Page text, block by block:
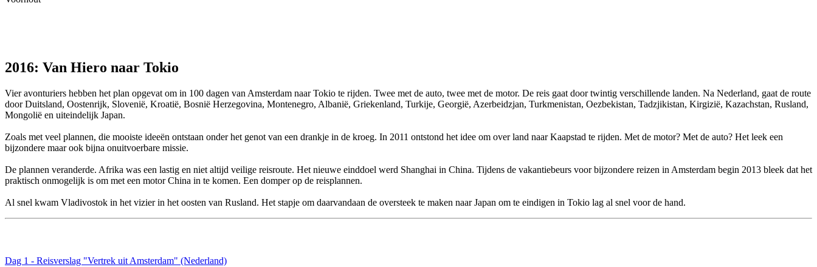
2016: Van Hiero naar Tokio
Vier avonturiers hebben het plan opgevat om in 100 dagen van Amsterdam naar Tokio te rijden. Twee met de auto, twee met de motor. De reis gaat door twintig verschillende landen. Na Nederland, gaat de route
door Duitsland, Oostenrijk, Slovenië, Kroatië, Bosnië Herzegovina, Montenegro, Albanië, Griekenland, Turkije, Georgië, Azerbeidzjan, Turkmenistan, Oezbekistan, Tadzjikistan, Kirgizië, Kazachstan, Rusland,
Mongolië en uiteindelijk Japan.
Zoals met veel plannen, die mooiste ideeën ontstaan onder het genot van een drankje in de kroeg. In 2011 ontstond het idee om over land naar Kaapstad te rijden. Met de motor? Met de auto? Het leek een
bijzondere maar ook bijna onuitvoerbare missie.
De plannen veranderde. Afrika was een lastig en niet altijd veilige reisroute. Het nieuwe einddoel werd Shanghai in China. Tijdens de vakantiebeurs voor bijzondere reizen in Amsterdam begin 2013 bleek dat het
praktisch onmogelijk is om met een motor China in te komen. Een domper op de reisplannen.
Al snel kwam Vladivostok in het vizier in het oosten van Rusland. Het stapje om daarvandaan de oversteek te maken naar Japan om te eindigen in Tokio lag al snel voor de hand.
Dag 1 - Reisverslag "Vertrek uit Amsterdam" (Nederland)